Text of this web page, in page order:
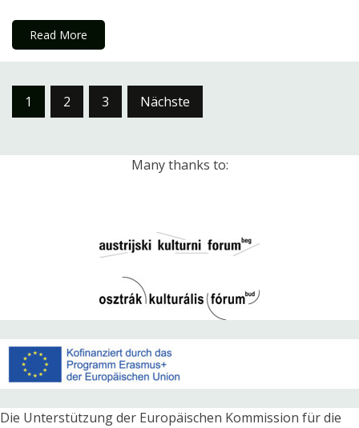
Read More
Seitennummerierung
Beiträge
1 2 3 Nächste
Many thanks to:
Die Unterstützung der Europäischen Kommission für die